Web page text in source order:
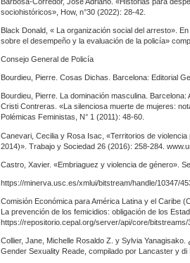
sociohistóricos», How, n°30 (2022): 28-42.
Black Donald, « La organización social del arresto».
sobre el desempeño y la evaluación de la policía»
Consejo General de Policía
Bourdieu, Pierre. Cosas Dichas. Barcelona: Editorial
Bourdieu, Pierre. La dominación masculina.
Cristi Contreras. «La silenciosa muerte de mujeres:
Polémicas Feministas, N° 1 (2011): 48-60.
Canevari, Cecilia y Rosa Isac, «Territorios de
2014)». Trabajo y Sociedad 26 (2016): 258-284.
Castro, Xavier. «Embriaguez y violencia de género».
https://minerva.usc.es/xmlui/bitstream/handle/10347/
Comisión Económica para América Latina y el Caribe
La prevención de los femicidios: obligación de los
https://repositorio.cepal.org/server/api/core/
Collier, Jane, Michelle Rosaldo Z. y Sylvia
Gender Sexuality Reade, compilado por Lancaster y